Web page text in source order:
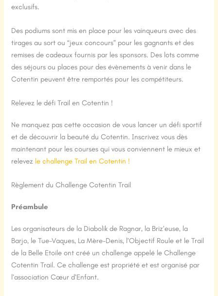
exclusifs.
Des podiums sont mis en place pour les vainqueurs avec des
tirages au sort ou “jeux concours” pour les gagnants et des
remises de cadeaux fournis par les sponsors. Des lots comme
des séjours ou places pour des évènements à venir dans le
Cotentin peuvent être remportés pour les compétiteurs.
Relevez le défi Trail en Cotentin !
Ne manquez pas cette occasion de vous lancer un défi sportif
et de découvrir la beauté du Cotentin. Inscrivez vous dès
maintenant pour les courses qui vous conviennent le mieux et
relevez le challenge Trail en Cotentin !
Règlement du Challenge Cotentin Trail
Préambule
Les organisateurs de la Diabolik de Ragnar, la Briz’euse, la
Barjo, le Tue-Vaques, La Mère-Denis, l’Objectif Roule et le Trail
de la Belle Etoile ont créé un challenge appelé le Challenge
Cotentin Trail. Ce challenge est propriété et est organisé par
l’association Cœur d’Enfant.